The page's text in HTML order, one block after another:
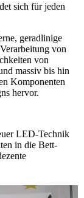
sich für jeden
geradlinige
von
von
massiv bis hin
Komponenten
hervor.
LED-Technik
in die Bett-